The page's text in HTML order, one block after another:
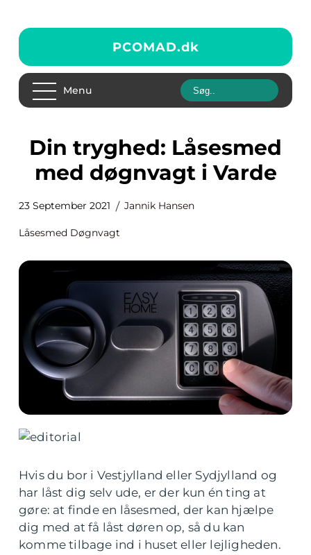
PCOMAD.dk
Menu
Din tryghed: Låsesmed
med døgnvagt i Varde
23 September 2021 Jannik Hansen
Låsesmed Døgnvagt
Hvis du bor i Vestjylland eller Sydjylland og
har låst dig selv ude, er der kun én ting at
gøre: at finde en låsesmed, der kan hjælpe
dig med at få låst døren op, så du kan
komme tilbage ind i huset eller lejligheden.